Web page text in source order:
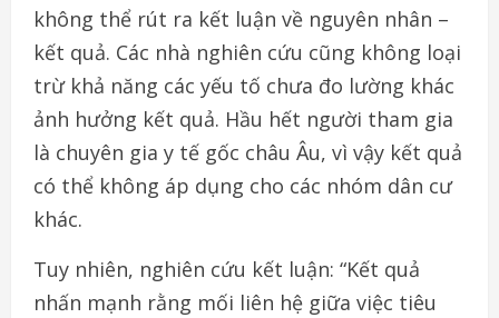
không thể rút ra kết luận về nguyên nhân –
kết quả. Các nhà nghiên cứu cũng không loại
trừ khả năng các yếu tố chưa đo lường khác
ảnh hưởng kết quả. Hầu hết người tham gia
là chuyên gia y tế gốc châu Âu, vì vậy kết quả
có thể không áp dụng cho các nhóm dân cư
khác.
Tuy nhiên, nghiên cứu kết luận: “Kết quả
nhấn mạnh rằng mối liên hệ giữa việc tiêu